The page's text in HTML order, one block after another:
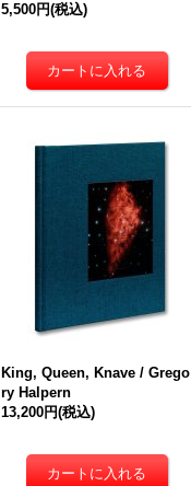
5,500円(税込)
King, Queen, Knave / Grego
ry Halpern
13,200円(税込)